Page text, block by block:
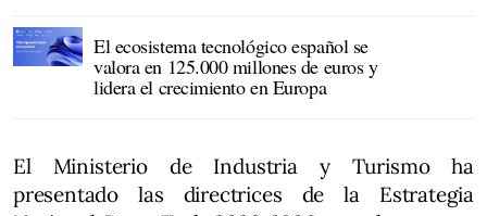
El ecosistema tecnológico español se
valora en 125.000 millones de euros y
lidera el crecimiento en Europa
El Ministerio de Industria y Turismo ha
presentado las directrices de la Estrategia